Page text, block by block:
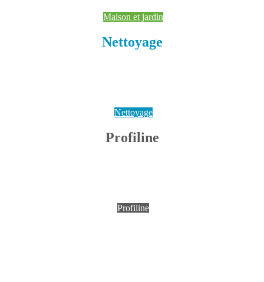
Maison et jardin
Nettoyage
Nettoyage
Profiline
Profiline